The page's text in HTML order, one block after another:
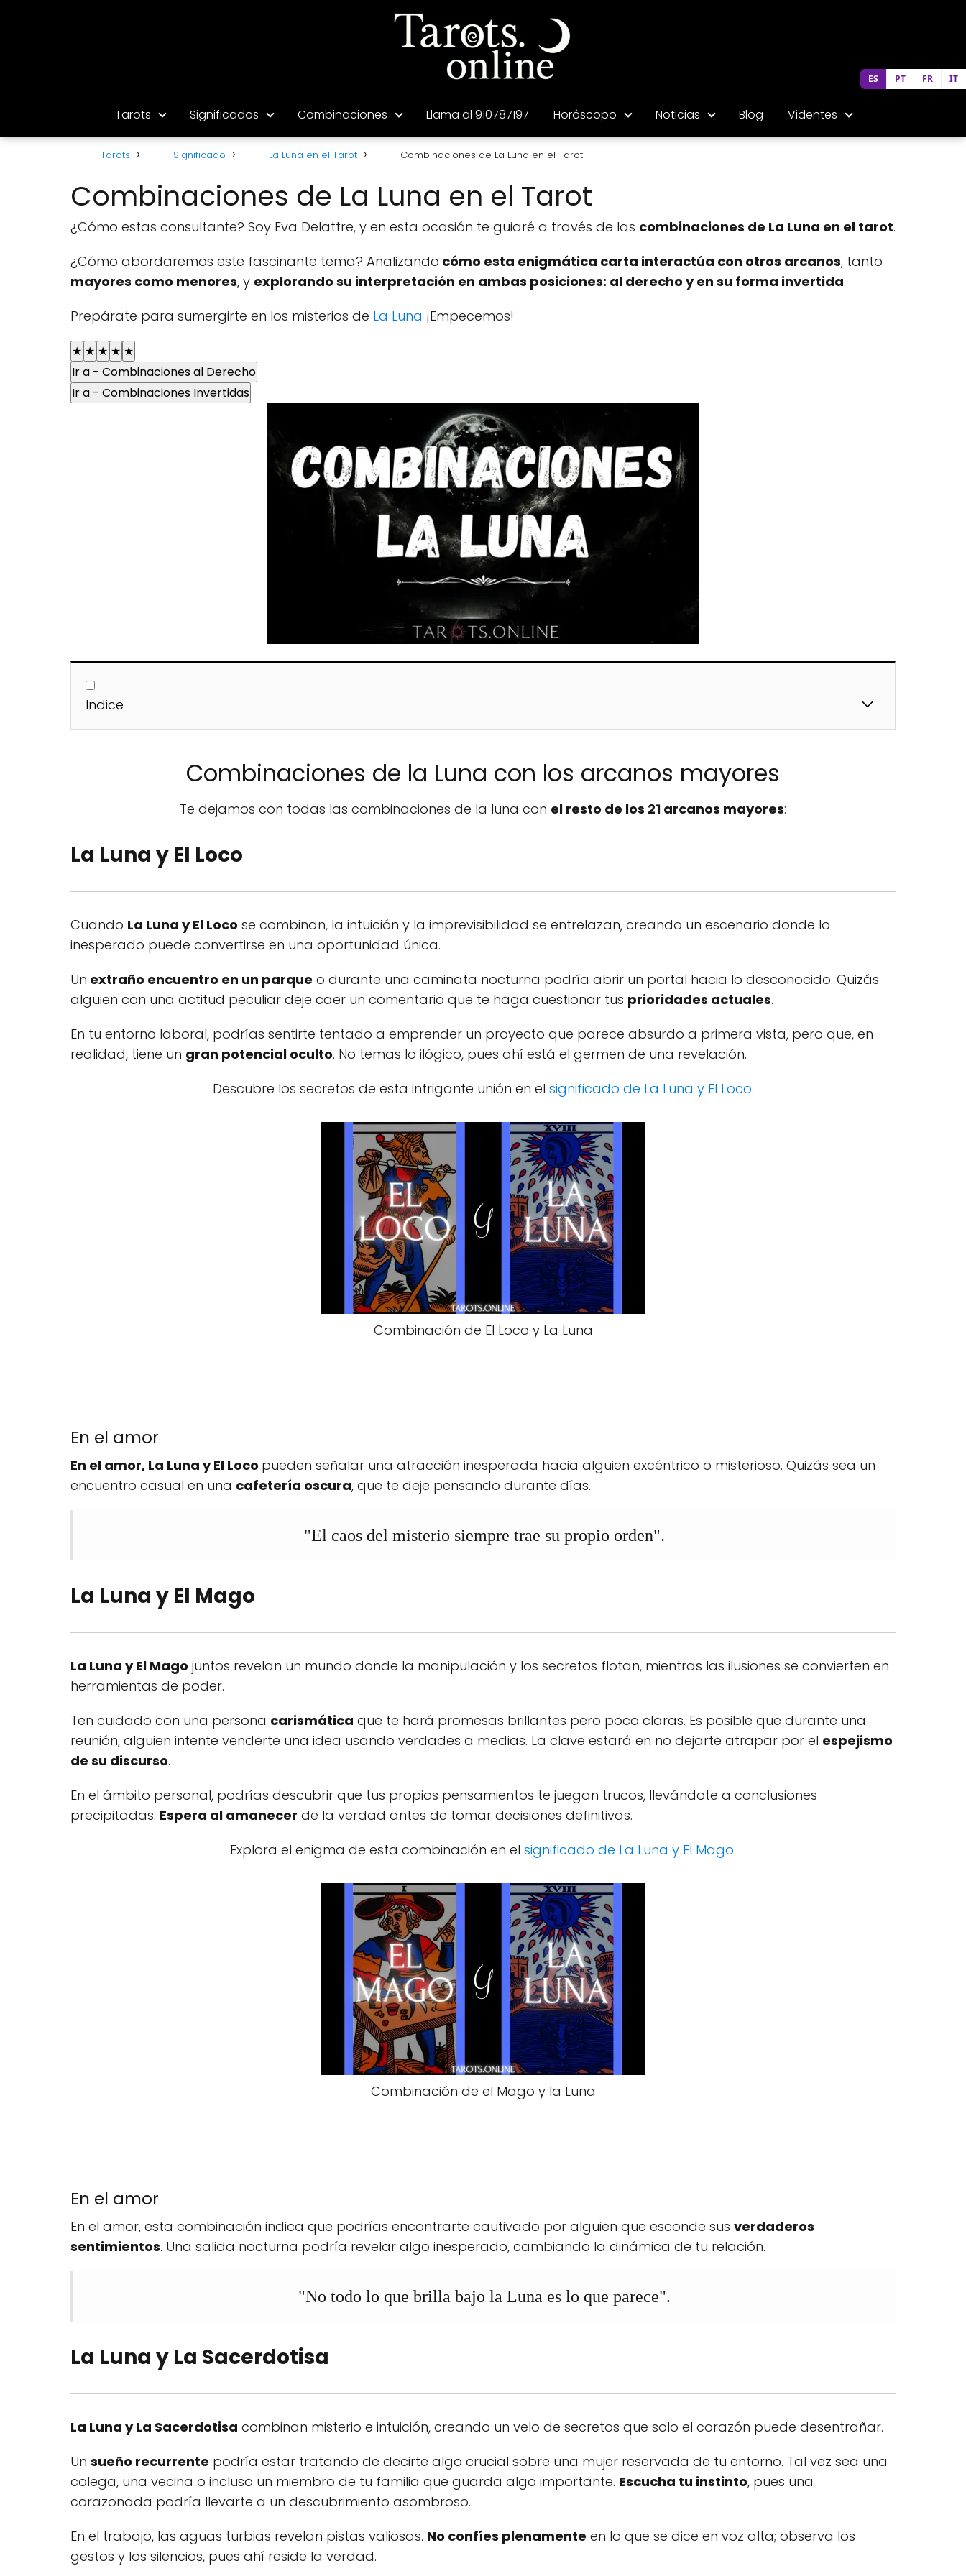
Tarots Significados Combinaciones Llama al 910787197 Horóscopo Noticias Blog Videntes
Tarots Significado La Luna en el Tarot Combinaciones de La Luna en el Tarot
Combinaciones de La Luna en el Tarot
¿Cómo estas consultante? Soy Eva Delattre, y en esta ocasión te guiaré a través de las combinaciones de La Luna en el tarot.
¿Cómo abordaremos este fascinante tema? Analizando cómo esta enigmática carta interactúa con otros arcanos, tanto
mayores como menores, y explorando su interpretación en ambas posiciones: al derecho y en su forma invertida.
Prepárate para sumergirte en los misterios de La Luna ¡Empecemos!
★ ★ ★ ★ ★
Ir a - Combinaciones al Derecho
Ir a - Combinaciones Invertidas
Indice
Combinaciones de la Luna con los arcanos mayores
Te dejamos con todas las combinaciones de la luna con el resto de los 21 arcanos mayores:
La Luna y El Loco
Cuando La Luna y El Loco se combinan, la intuición y la imprevisibilidad se entrelazan, creando un escenario donde lo
inesperado puede convertirse en una oportunidad única.
Un extraño encuentro en un parque o durante una caminata nocturna podría abrir un portal hacia lo desconocido. Quizás
alguien con una actitud peculiar deje caer un comentario que te haga cuestionar tus prioridades actuales.
En tu entorno laboral, podrías sentirte tentado a emprender un proyecto que parece absurdo a primera vista, pero que, en
realidad, tiene un gran potencial oculto. No temas lo ilógico, pues ahí está el germen de una revelación.
Descubre los secretos de esta intrigante unión en el significado de La Luna y El Loco.
Combinación de El Loco y La Luna
En el amor
En el amor, La Luna y El Loco pueden señalar una atracción inesperada hacia alguien excéntrico o misterioso. Quizás sea un
encuentro casual en una cafetería oscura, que te deje pensando durante días.
"El caos del misterio siempre trae su propio orden".
La Luna y El Mago
La Luna y El Mago juntos revelan un mundo donde la manipulación y los secretos flotan, mientras las ilusiones se convierten en
herramientas de poder.
Ten cuidado con una persona carismática que te hará promesas brillantes pero poco claras. Es posible que durante una
reunión, alguien intente venderte una idea usando verdades a medias. La clave estará en no dejarte atrapar por el espejismo
de su discurso.
En el ámbito personal, podrías descubrir que tus propios pensamientos te juegan trucos, llevándote a conclusiones
precipitadas. Espera al amanecer de la verdad antes de tomar decisiones definitivas.
Explora el enigma de esta combinación en el significado de La Luna y El Mago.
Combinación de el Mago y la Luna
En el amor
En el amor, esta combinación indica que podrías encontrarte cautivado por alguien que esconde sus verdaderos
sentimientos. Una salida nocturna podría revelar algo inesperado, cambiando la dinámica de tu relación.
"No todo lo que brilla bajo la Luna es lo que parece".
La Luna y La Sacerdotisa
La Luna y La Sacerdotisa combinan misterio e intuición, creando un velo de secretos que solo el corazón puede desentrañar.
Un sueño recurrente podría estar tratando de decirte algo crucial sobre una mujer reservada de tu entorno. Tal vez sea una
colega, una vecina o incluso un miembro de tu familia que guarda algo importante. Escucha tu instinto, pues una
corazonada podría llevarte a un descubrimiento asombroso.
En el trabajo, las aguas turbias revelan pistas valiosas. No confíes plenamente en lo que se dice en voz alta; observa los
gestos y los silencios, pues ahí reside la verdad.
ES PT FR IT